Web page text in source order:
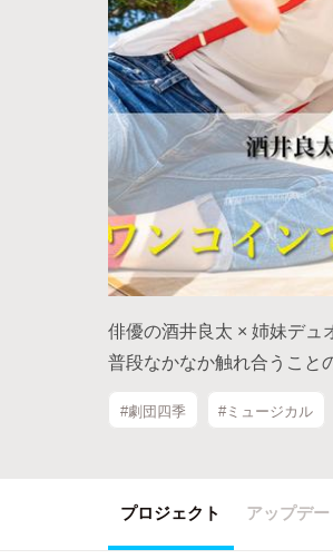
俳優の酒井良太 × 姉妹デュ
普段なかなか触れ合うこと
#劇団四季 #ミュージカル
プロジェクト アップデー